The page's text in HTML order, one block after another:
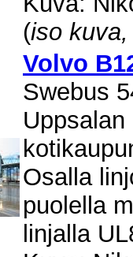
(iso
Volvo
Swebus
Osalla
puolella
linjalla